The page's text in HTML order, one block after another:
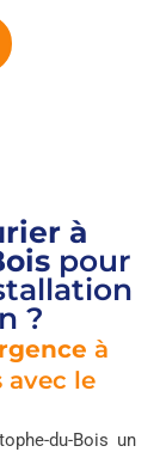
à
pour
?
à
avec le
du-Bois un